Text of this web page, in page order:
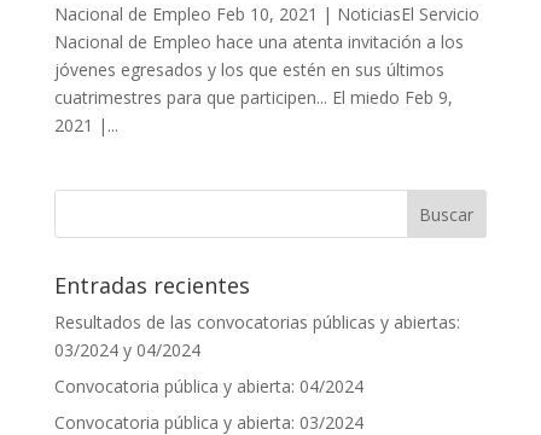
Nacional de Empleo Feb 10, 2021 | NoticiasEl Servicio
Nacional de Empleo hace una atenta invitación a los
jóvenes egresados y los que estén en sus últimos
cuatrimestres para que participen... El miedo Feb 9,
2021 |...
Entradas recientes
Resultados de las convocatorias públicas y abiertas:
03/2024 y 04/2024
Convocatoria pública y abierta: 04/2024
Convocatoria pública y abierta: 03/2024